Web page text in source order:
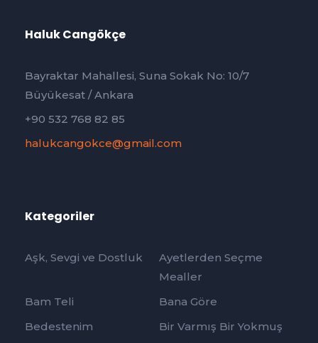
Haluk Cangökçe
Bayraktar Mahallesi, Suna Sokak No: 10/7
Büyükesat / Ankara
+90 532 768 82 85
halukcangokce@gmail.com
Kategoriler
Aşk, Sevgi ve Dostluk
Ayetlerden Seçme
Mealler
Bam Teli
Bana Göre
Bedestenim
Bir Varmış Bir Yokmuş